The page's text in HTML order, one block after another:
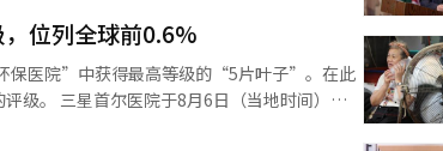
设立特别
的心理治疗和行为健康项目、专业人员支持
犯罪者连接在一起，要求其承担责任。 在
位列全球前0.6%
保医院”中获得最高等级的“5片叶子”。在此
间）宣
进行全球环保医院评估，综合考虑了医院的